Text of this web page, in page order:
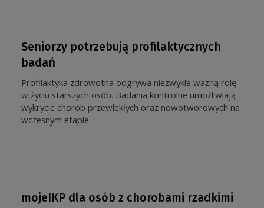
Seniorzy potrzebują profilaktycznych
badań
Profilaktyka zdrowotna odgrywa niezwykle ważną rolę
w życiu starszych osób. Badania kontrolne umożliwiają
wykrycie chorób przewlekłych oraz nowotworowych na
wczesnym etapie
mojeIKP dla osób z chorobami rzadkimi